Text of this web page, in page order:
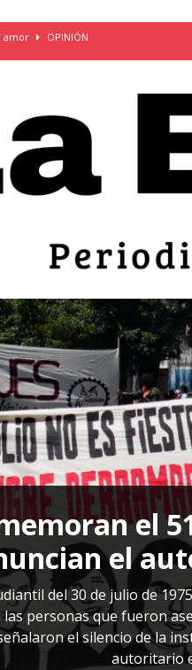
amor OPINIÓN
prevención de embarazos en niñas y
el 51 aniversario de la
la libertad provisional de Sandra
apuestan por mujeres en sus
le falló el Estado OPINIÓN
casos: cómo entender el VIH en El
el
el
del 30 de julio de
personas que fueron
el silencio de la
autoritario